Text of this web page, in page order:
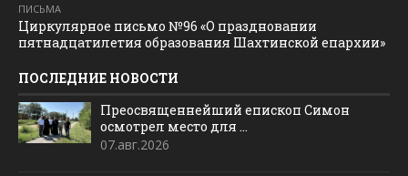
ПИСЬМА
Циркулярное письмо №96 «О праздновании
пятнадцатилетия образования Шахтинской епархии»
ПОСЛЕДНИЕ НОВОСТИ
Преосвященнейший епископ Симон
осмотрел место для ...
07.авг.2026